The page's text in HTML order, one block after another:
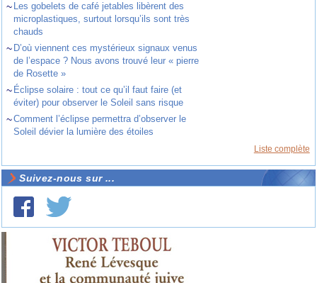
~ Les gobelets de café jetables libèrent des
microplastiques, surtout lorsqu’ils sont très
chauds
~ D’où viennent ces mystérieux signaux venus
de l’espace ? Nous avons trouvé leur « pierre
de Rosette »
~ Éclipse solaire : tout ce qu’il faut faire (et
éviter) pour observer le Soleil sans risque
~Comment l’éclipse permettra d’observer le
Soleil dévier la lumière des étoiles
Liste complète
Suivez-nous sur ...